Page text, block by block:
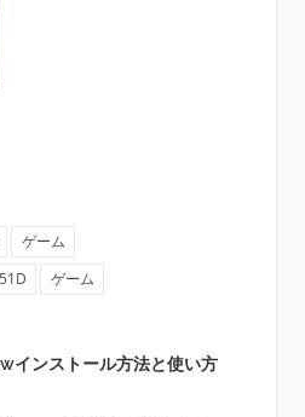
ゲーム
ゲーム
インストール方法と使い方